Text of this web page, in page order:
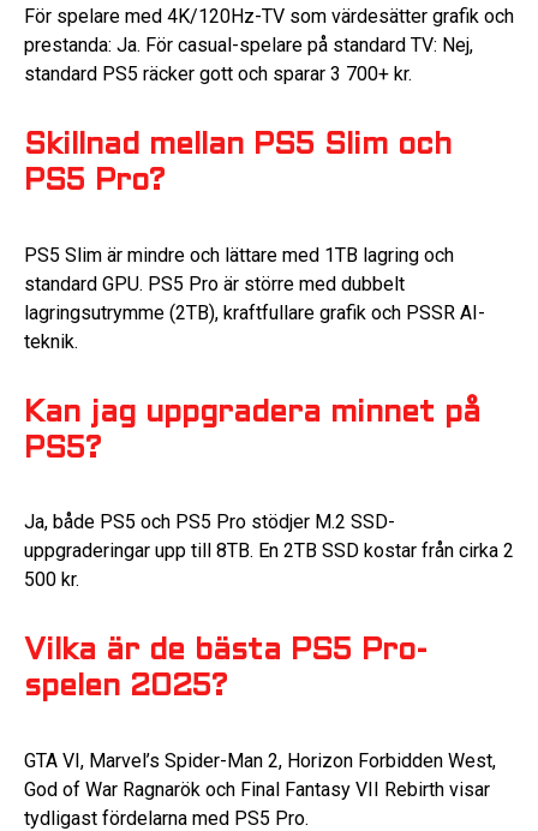
För spelare med 4K/120Hz-TV som värdesätter grafik och
prestanda: Ja. För casual-spelare på standard TV: Nej,
standard PS5 räcker gott och sparar 3 700+ kr.
Skillnad mellan PS5 Slim och
PS5 Pro?
PS5 Slim är mindre och lättare med 1TB lagring och
standard GPU. PS5 Pro är större med dubbelt
lagringsutrymme (2TB), kraftfullare grafik och PSSR AI-
teknik.
Kan jag uppgradera minnet på
PS5?
Ja, både PS5 och PS5 Pro stödjer M.2 SSD-
uppgraderingar upp till 8TB. En 2TB SSD kostar från cirka 2
500 kr.
Vilka är de bästa PS5 Pro-
spelen 2025?
GTA VI, Marvel’s Spider-Man 2, Horizon Forbidden West,
God of War Ragnarök och Final Fantasy VII Rebirth visar
tydligast fördelarna med PS5 Pro.